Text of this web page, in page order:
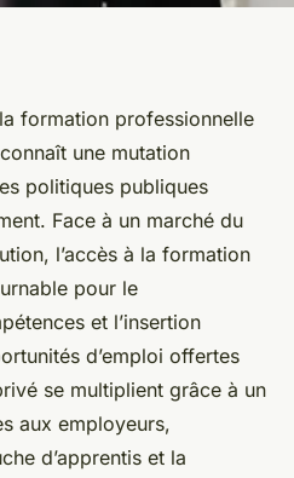
gouv fr :
aux
en
de lecture
formation professionnelle
une mutation
politiques publiques
Face à un marché du
l’accès à la formation
pour le
et l’insertion
d’emploi offertes
se multiplient grâce à un
aux employeurs,
d’apprentis et la